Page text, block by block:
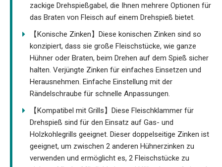
zackige Drehspießgabel, die Ihnen mehrere Optionen für
das Braten von Fleisch auf einem Drehspieß bietet.
【Konische Zinken】Diese konischen Zinken sind so
konzipiert, dass sie große Fleischstücke, wie ganze
Hühner oder Braten, beim Drehen auf dem Spieß sicher
halten. Verjüngte Zinken für einfaches Einsetzen und
Herausnehmen. Einfache Einstellung mit der
Rändelschraube für schnelle Anpassungen.
【Kompatibel mit Grills】Diese Fleischklammer für
Drehspieß sind für den Einsatz auf Gas- und
Holzkohlegrills geeignet. Dieser doppelseitige Zinken ist
geeignet, um zwischen 2 anderen Hühnerzinken zu
verwenden und ermöglicht es, 2 Fleischstücke zu